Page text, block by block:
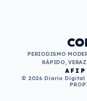
PERIODISMO
RÁPIDO,
AFIP
© 2026 Diario Digital